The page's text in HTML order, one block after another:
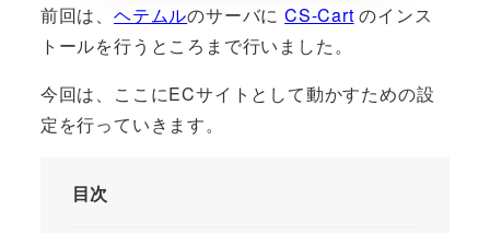
前回は、 ヘテムルのサーバにCS-Cart のインス
トールを行うところまで行いました。
今回は、ここにECサイトとして動かすための設
定を行っていきます。
目次